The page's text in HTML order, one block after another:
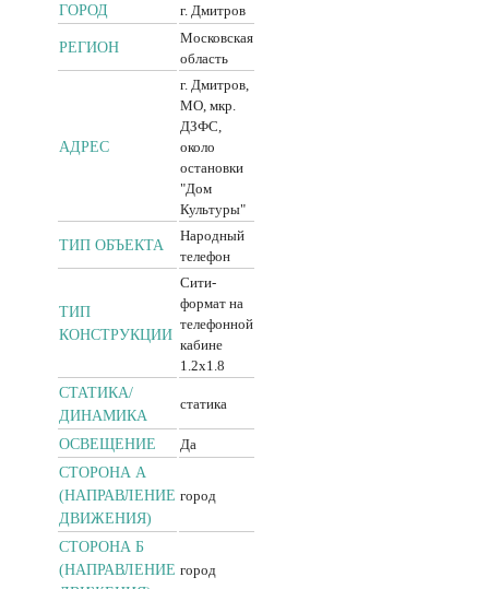
ГОРОД г. Дмитров
РЕГИОН
Московская
область
АДРЕС
г. Дмитров,
МО, мкр.
ДЗФС,
около
остановки
"Дом
Культуры"
ТИП ОБЪЕКТА
Народный
телефон
ТИП
КОНСТРУКЦИИ
Сити-
формат на
телефонной
кабине
1.2x1.8
CТАТИКА/
ДИНАМИКА
статика
ОСВЕЩЕНИЕ
Да
СТОРОНА А
(НАПРАВЛЕНИЕ
ДВИЖЕНИЯ)
город
СТОРОНА Б
(НАПРАВЛЕНИЕ город